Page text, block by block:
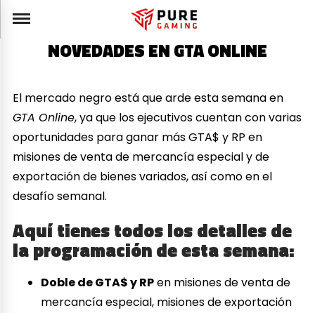
NOVEDADES EN GTA ONLINE
El mercado negro está que arde esta semana en
GTA Online, ya que los ejecutivos cuentan con varias
oportunidades para ganar más GTA$ y RP en
misiones de venta de mercancía especial y de
exportación de bienes variados, así como en el
desafío semanal.
Aquí tienes todos los detalles de
la programación de esta semana:
Doble de GTA$ y RPen misiones de venta de
mercancía especial, misiones de exportación